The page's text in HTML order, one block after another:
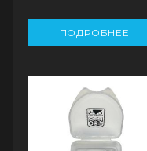
ПОДРОБНЕЕ